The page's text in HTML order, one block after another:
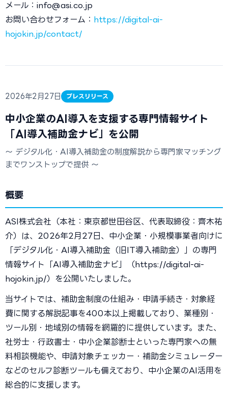
メール：info@asi.co.jp
お問い合わせフォーム： https://digital-ai-
hojokin.jp/contact/
2026年2月27日 プレスリリース
中小企業のAI導入を支援する専門情報サイト
「AI導入補助金ナビ」を公開
〜 デジタル化・AI導入補助金の制度解説から専門家マッチング
までワンストップで提供 〜
概要
ASI株式会社（本社：東京都世田谷区、代表取締役：齊木祐
介）は、2026年2月27日、中小企業・小規模事業者向けに
「デジタル化・AI導入補助金（旧IT導入補助金）」の専門
情報サイト「AI導入補助金ナビ」（https://digital-ai-
hojokin.jp/）を公開いたしました。
当サイトでは、補助金制度の仕組み・申請手続き・対象経
費に関する解説記事を400本以上掲載しており、業種別・
ツール別・地域別の情報を網羅的に提供しています。また、
社労士・行政書士・中小企業診断士といった専門家への無
料相談機能や、申請対象チェッカー・補助金シミュレーター
などのセルフ診断ツールも備えており、中小企業のAI活用を
総合的に支援します。